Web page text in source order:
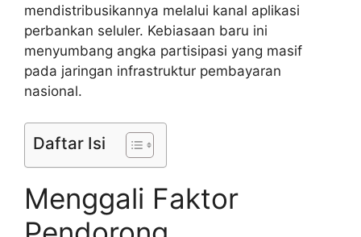
mendistribusikannya melalui kanal aplikasi
perbankan seluler. Kebiasaan baru ini
menyumbang angka partisipasi yang masif
pada jaringan infrastruktur pembayaran
nasional.
Daftar Isi
Menggali Faktor